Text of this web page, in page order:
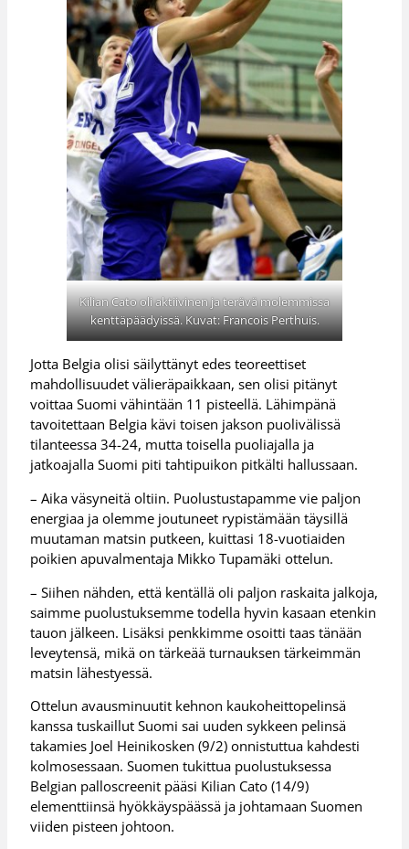
Kilian Cato oli aktiivinen ja terävä molemmissa
kenttäpäädyissä. Kuvat: Francois Perthuis.
Jotta Belgia olisi säilyttänyt edes teoreettiset
mahdollisuudet välieräpaikkaan, sen olisi pitänyt
voittaa Suomi vähintään 11 pisteellä. Lähimpänä
tavoitettaan Belgia kävi toisen jakson puolivälissä
tilanteessa 34-24, mutta toisella puoliajalla ja
jatkoajalla Suomi piti tahtipuikon pitkälti hallussaan.
– Aika väsyneitä oltiin. Puolustustapamme vie paljon
energiaa ja olemme joutuneet rypistämään täysillä
muutaman matsin putkeen, kuittasi 18-vuotiaiden
poikien apuvalmentaja Mikko Tupamäki ottelun.
– Siihen nähden, että kentällä oli paljon raskaita jalkoja,
saimme puolustuksemme todella hyvin kasaan etenkin
tauon jälkeen. Lisäksi penkkimme osoitti taas tänään
leveytensä, mikä on tärkeää turnauksen tärkeimmän
matsin lähestyessä.
Ottelun avausminuutit kehnon kaukoheittopelinsä
kanssa tuskaillut Suomi sai uuden sykkeen pelinsä
takamies Joel Heinikosken (9/2) onnistuttua kahdesti
kolmosessaan. Suomen tukittua puolustuksessa
Belgian palloscreenit pääsi Kilian Cato (14/9)
elementtiinsä hyökkäyspäässä ja johtamaan Suomen
viiden pisteen johtoon.